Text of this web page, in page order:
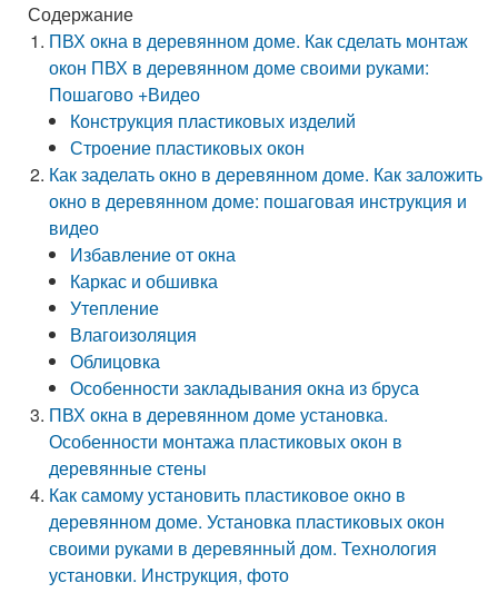
Содержание
ПВХ окна в деревянном доме. Как сделать монтаж
окон ПВХ в деревянном доме своими руками:
Пошагово +Видео
Конструкция пластиковых изделий
Строение пластиковых окон
Как заделать окно в деревянном доме. Как заложить
окно в деревянном доме: пошаговая инструкция и
видео
Избавление от окна
Каркас и обшивка
Утепление
Влагоизоляция
Облицовка
Особенности закладывания окна из бруса
ПВХ окна в деревянном доме установка.
Особенности монтажа пластиковых окон в
деревянные стены
Как самому установить пластиковое окно в
деревянном доме. Установка пластиковых окон
своими руками в деревянный дом. Технология
установки. Инструкция, фото